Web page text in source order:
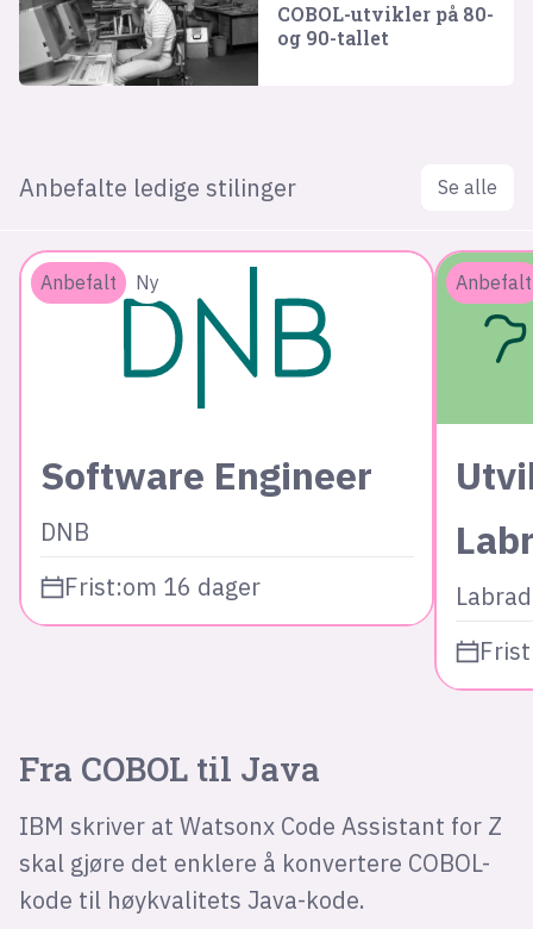
COBOL-utvikler på 80-
og 90-tallet
Anbefalte ledige stilinger Se alle
Anbefalt Ny
Software Engineer
DNB
Frist:om 16 dager
Anbefalt
Fra COBOL til Java
IBM skriver at Watsonx Code Assistant for Z
skal gjøre det enklere å konvertere COBOL-
kode til høykvalitets Java-kode.